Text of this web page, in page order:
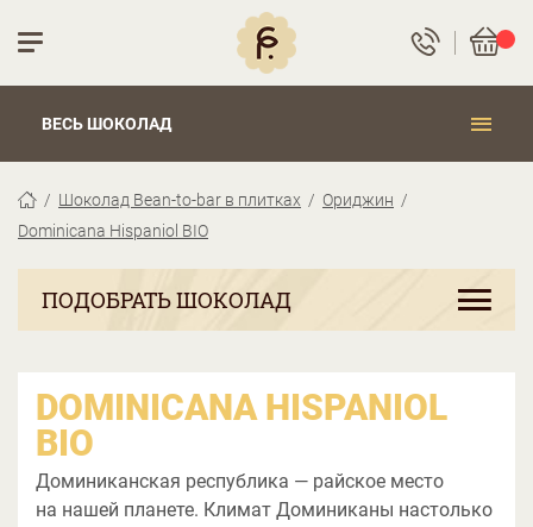
ВЕСЬ ШОКОЛАД
Шоколад Bean-to-bar в плитках
Ориджин
Dominicana Hispaniol BIO
ПОДОБРАТЬ ШОКОЛАД
DOMINICANA HISPANIOL
BIO
Доминиканская республика — райское место
на нашей планете. Климат Доминиканы настолько